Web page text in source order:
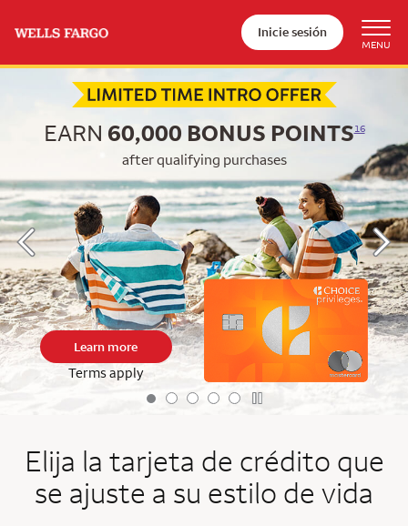
Inicie sesión
EARN 60,000 BONUS POINTS16
after qualifying purchases
Learn more
Terms apply
Elija la tarjeta de crédito que
se ajuste a su estilo de vida